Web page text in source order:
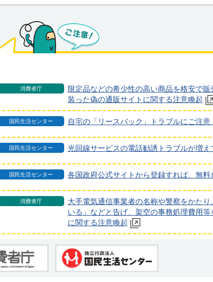
消費者庁
限定品などの希少性の高い商品を格安で販
装った偽の通販サイトに関する注意喚起
国民生活センター 自宅の「リースバック」トラブルにご注意
国民生活センター 光回線サービスの電話勧誘トラブルが増え
国民生活センター 各国政府公式サイトから登録すれば、無料
消費者庁
大手電気通信事業者の名称や警察をかたり
いる」などと告げ、架空の事務処理費用
に関する注意喚起